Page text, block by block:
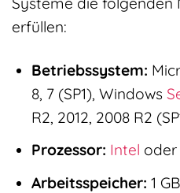
erfüllen:
Betriebssystem:
8, 7 (SP1), Windows
R2, 2012, 2008 R2
Prozessor: Intel oder
Arbeitsspeicher: 1